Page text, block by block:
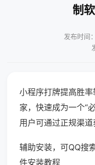
制
发布时间
小程序打牌提高胜
家，快速成为一个“
用户可通过正规渠道
辅助安装，可QQ搜
件安装教程